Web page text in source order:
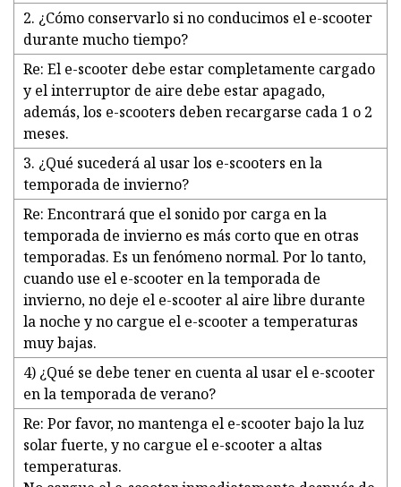
2. ¿Cómo conservarlo si no conducimos el e-scooter
durante mucho tiempo?
Re: El e-scooter debe estar completamente cargado
y el interruptor de aire debe estar apagado,
además, los e-scooters deben recargarse cada 1 o 2
meses.
3. ¿Qué sucederá al usar los e-scooters en la
temporada de invierno?
Re: Encontrará que el sonido por carga en la
temporada de invierno es más corto que en otras
temporadas. Es un fenómeno normal. Por lo tanto,
cuando use el e-scooter en la temporada de
invierno, no deje el e-scooter al aire libre durante
la noche y no cargue el e-scooter a temperaturas
muy bajas.
4) ¿Qué se debe tener en cuenta al usar el e-scooter
en la temporada de verano?
Re: Por favor, no mantenga el e-scooter bajo la luz
solar fuerte, y no cargue el e-scooter a altas
temperaturas.